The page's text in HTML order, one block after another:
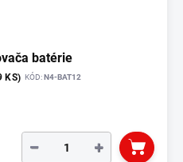
batérie
KS) KÓD:N4-BAT12
+
−